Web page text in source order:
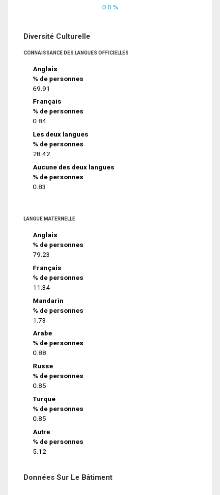
0.0 %
Diversité Culturelle
CONNAISSANCE DES LANGUES OFFICIELLES
Anglais
% de personnes
69.91
Français
% de personnes
0.84
Les deux langues
% de personnes
28.42
Aucune des deux langues
% de personnes
0.83
LANGUE MATERNELLE
Anglais
% de personnes
79.23
Français
% de personnes
11.34
Mandarin
% de personnes
1.73
Arabe
% de personnes
0.88
Russe
% de personnes
0.85
Turque
% de personnes
0.85
Autre
% de personnes
5.12
Données Sur Le Bâtiment